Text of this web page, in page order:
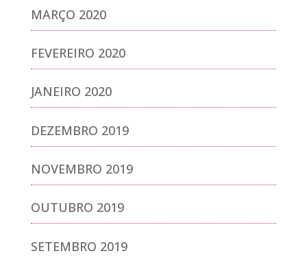
MARÇO 2020
FEVEREIRO 2020
JANEIRO 2020
DEZEMBRO 2019
NOVEMBRO 2019
OUTUBRO 2019
SETEMBRO 2019